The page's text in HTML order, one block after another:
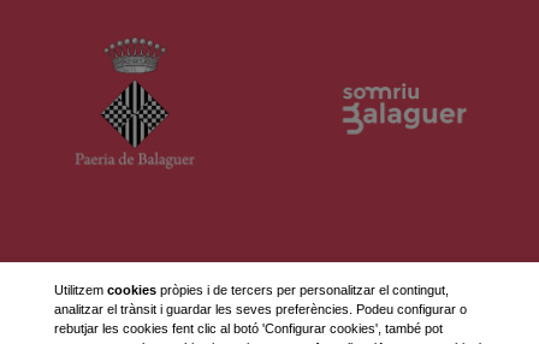
Utilitzem cookiespròpies i de tercers per personalitzar el contingut,
analitzar el trànsit i guardar les seves preferències. Podeu configurar o
rebutjar les cookies fent clic al botó 'Configurar cookies', també pot